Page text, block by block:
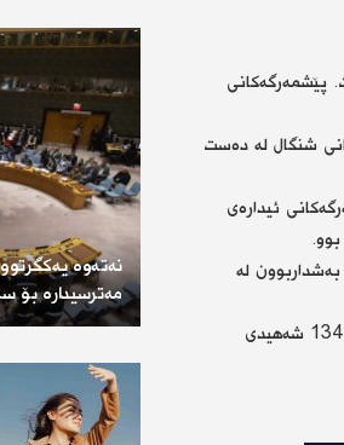
پێشمەرگەكانی
شنگال لە دەست
ئیدارەی
لە
ئەشقی مەلا، بەرێوەبەری شەهیدان و ئەنفالكراوانی سۆران، ئاشكراشی كرد:” لە شەڕی داعش ئیدارەی سۆران 134 شەهیدی
نەتەوە
مەترسیدارە بۆ